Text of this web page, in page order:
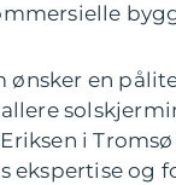
ønsker en
i
ekspertise og